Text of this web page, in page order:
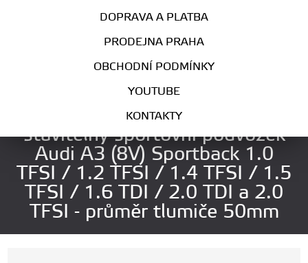
DOPRAVA A PLATBA
PRODEJNA PRAHA
OBCHODNÍ PODMÍNKY
YOUTUBE
KONTAKTY
VÝFUK
INTERIÉR
AUTOKOSMETIKA
ST Suspensions ST X výškově
stavitelný sportovní podvozek
Audi A3 (8V) Sportback 1.0
TFSI / 1.2 TFSI / 1.4 TFSI / 1.5
TFSI / 1.6 TDI / 2.0 TDI a 2.0
TFSI - průměr tlumiče 50mm